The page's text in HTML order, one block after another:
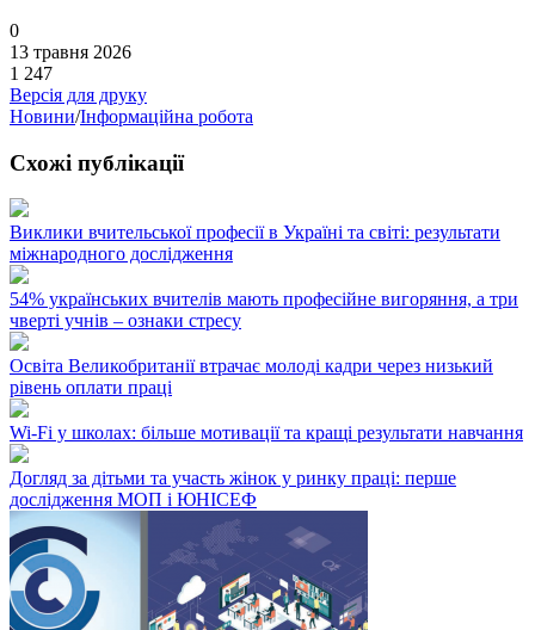
0
13 травня 2026
1 247
Версія для друку
Новини/Інформаційна робота
Схожі публікації
Виклики вчительської професії в Україні та світі: результати
міжнародного дослідження
54% українських вчителів мають професійне вигоряння, а три
чверті учнів – ознаки стресу
Освіта Великобританії втрачає молоді кадри через низький
рівень оплати праці
Wi-Fi у школах: більше мотивації та кращі результати навчання
Догляд за дітьми та участь жінок у ринку праці: перше
дослідження МОП і ЮНІСЕФ